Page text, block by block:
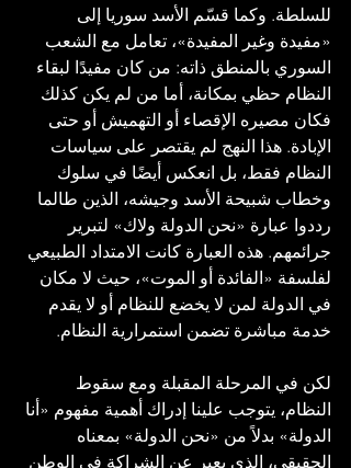
للسلطة. وكما قسّم الأسد سوريا إلى
«مفيدة وغير المفيدة»، تعامل مع الشعب
السوري بالمنطق ذاته: من كان مفيدًا لبقاء
النظام حظي بمكانة، أما من لم يكن كذلك
فكان مصيره الإقصاء أو التهميش أو حتى
الإبادة. هذا النهج لم يقتصر على سياسات
النظام فقط، بل انعكس أيضًا في سلوك
وخطاب شبيحة الأسد وجيشه، الذين طالما
رددوا عبارة «نحن الدولة ولاك» لتبرير
جرائمهم. هذه العبارة كانت الامتداد الطبيعي
لفلسفة «الفائدة أو الموت»، حيث لا مكان
في الدولة لمن لا يخضع للنظام أو لا يقدم
خدمة مباشرة تضمن استمرارية النظام.
لكن في المرحلة المقبلة ومع سقوط
النظام، يتوجب علينا إدراك أهمية مفهوم «أنا
الدولة» بدلاً من «نحن الدولة» بمعناه
الحقيقي، الذي يعبر عن الشراكة في الوطن